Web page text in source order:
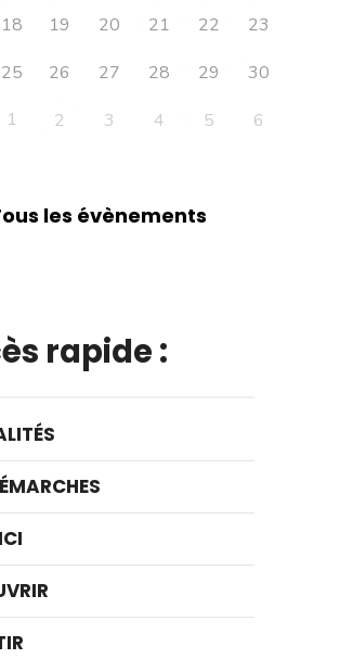
18 19 20 21 22
23
25 26 27 28 29
30
1 2 3 4 5 6
les évènements
rapide :